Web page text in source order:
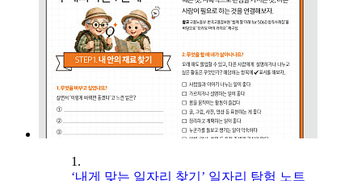
1.
‘내게 맞는 일자리 찾기’ 일자리 탐험 노트